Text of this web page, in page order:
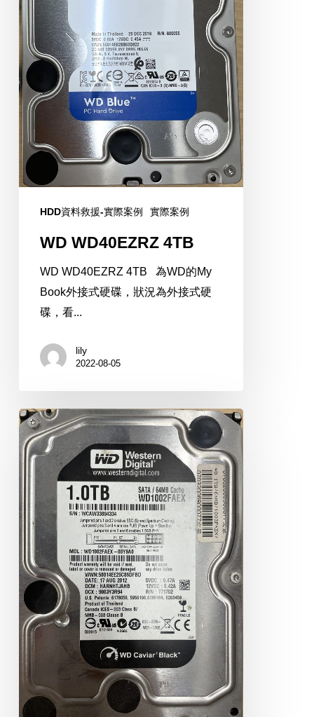
HDD資料救援-實際案例 實際案例
WD WD40EZRZ 4TB
WD WD40EZRZ 4TB 為WD的My
Book外接式硬碟，狀況為外接式硬
碟，看...
lily
2022-08-05
WD
WD1002FAEX
1TB